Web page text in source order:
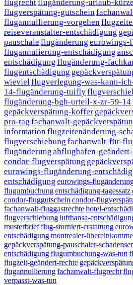
flugrechtflugänderung-urlaub-
flugverspätung-gutschein
flugannullierung-vorgehen
reiseveranstalter-entschädigung
pauschale flugänderung eurowings-
flugannulierung-entschädigung
entschädigung flugänderung-
flugentschädigung
wieviel flugverlegung-was-kann-
14-flugänderung-tuifly
flugänderung-bgh-urteil-x-zr-59-14
gepäckverspätung-koffer
pro-tag fachanwalt-
information flugzeitenänderung-
flugverschiebung fachanwalt-für-
flugänderung abflughafen-
condor-flugverspätung
eurowings-flugänderung-
entschädigung eurowings-
flugumbuchungentschädigung-tagessatz
condor-fluggutschein condor-
fachanwalt-fluggastrechtehotel-
flugverschiebunglufthansa-
musterbriefflug-storniert-erstattung
entschädigungmontrealer-
gepäckverspätung-pauschaler-
entschädigungflugumbuchung-was-tun
flugzeit-geändert-rechte
flugannullierungfachanwalt-flugrecht
verpasst-was-tun